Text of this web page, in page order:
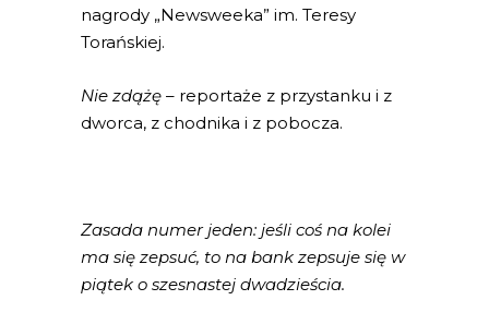
nagrody „Newsweeka” im. Teresy
Torańskiej.
Nie zdążę – reportaże z przystanku i z
dworca, z chodnika i z pobocza.
Zasada numer jeden: jeśli coś na kolei
ma się zepsuć, to na bank zepsuje się w
piątek o szesnastej dwadzieścia.